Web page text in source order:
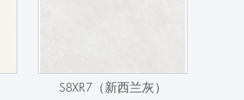
S8XR7（新西兰灰）